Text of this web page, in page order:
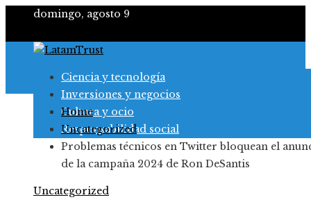
domingo, agosto 9
Ciencia y tecnología
Inversiones y negocios
Cultura y ocio
Responsabilidad social
Home
Uncategorized
Problemas técnicos en Twitter bloquean el
de la campaña 2024 de Ron DeSantis
Uncategorized